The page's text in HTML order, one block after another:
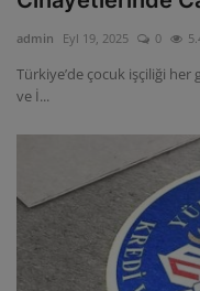
admin Eyl 19, 2025 0
Türkiye’de çocuk işçiliği her
ve İ...